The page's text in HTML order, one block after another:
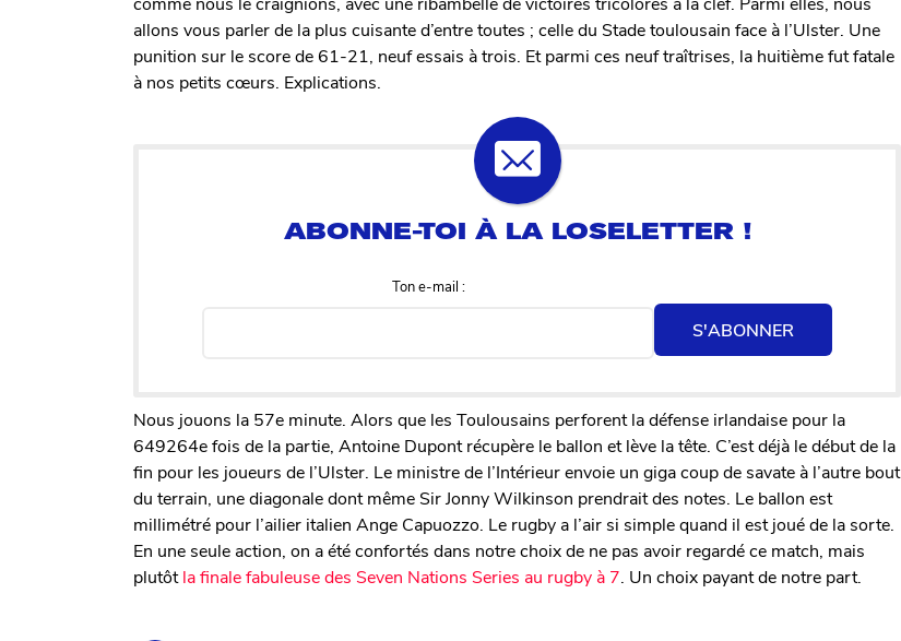
allons vous parler de la plus cuisante d’entre toutes ; celle du Stade toulousain face à l’Ulster. Une
punition sur le score de 61-21, neuf essais à trois. Et parmi ces neuf traîtrises, la huitième fut fatale
à nos petits cœurs. Explications.
Ton e-mail :
S'ABONNER
Nous jouons la 57e minute. Alors que les Toulousains perforent la défense irlandaise pour la
649264e fois de la partie, Antoine Dupont récupère le ballon et lève la tête. C’est déjà le début de la
fin pour les joueurs de l’Ulster. Le ministre de l’Intérieur envoie un giga coup de savate à l’autre bout
du terrain, une diagonale dont même Sir Jonny Wilkinson prendrait des notes. Le ballon est
millimétré pour l’ailier italien Ange Capuozzo. Le rugby a l’air si simple quand il est joué de la sorte.
En une seule action, on a été confortés dans notre choix de ne pas avoir regardé ce match, mais
plutôtla finale fabuleuse des Seven Nations Series au rugby à 7 . Un choix payant de notre part.